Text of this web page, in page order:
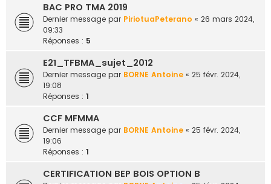
BAC PRO TMA 2019
Dernier message par PiriotuaPeterano « 26 mars 2024,
09:33
Réponses : 5
E21_TFBMA_sujet_2012
Dernier message par BORNE Antoine « 25 févr. 2024,
19:08
Réponses : 1
CCF MFMMA
Dernier message par BORNE Antoine « 25 févr. 2024,
19:06
Réponses : 1
CERTIFICATION BEP BOIS OPTION B